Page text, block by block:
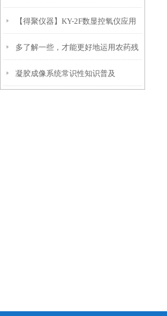
攻略：清洁、校准与系统检查要点
【得聚仪器】KY-2F数显控氧仪应用
多了解一些，才能更好地运用农药残
留检测仪
凝胶成像系统常识性知识普及